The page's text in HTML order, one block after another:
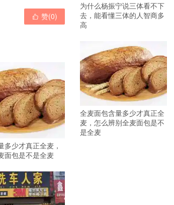
 赞(0)
多少才真正全麦，
面包是不是全麦
为什么杨振宁说三体看不下
去，能看懂三体的人智商多
高
全麦面包含量多少才真正全
麦，怎么辨别全麦面包是不
是全麦